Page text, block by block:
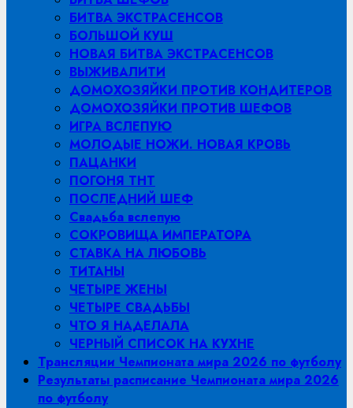
БИТВА ЭКСТРАСЕНСОВ
БОЛЬШОЙ КУШ
НОВАЯ БИТВА ЭКСТРАСЕНСОВ
ВЫЖИВАЛИТИ
ДОМОХОЗЯЙКИ ПРОТИВ КОНДИТЕРОВ
ДОМОХОЗЯЙКИ ПРОТИВ ШЕФОВ
ИГРА ВСЛЕПУЮ
МОЛОДЫЕ НОЖИ. НОВАЯ КРОВЬ
ПАЦАНКИ
ПОГОНЯ ТНТ
ПОСЛЕДНИЙ ШЕФ
Свадьба вслепую
СОКРОВИЩА ИМПЕРАТОРА
СТАВКА НА ЛЮБОВЬ
ТИТАНЫ
ЧЕТЫРЕ ЖЕНЫ
ЧЕТЫРЕ СВАДЬБЫ
ЧТО Я НАДЕЛАЛА
ЧЕРНЫЙ СПИСОК НА КУХНЕ
Трансляции Чемпионата мира 2026 по футболу
Результаты расписание Чемпионата мира 2026
по футболу